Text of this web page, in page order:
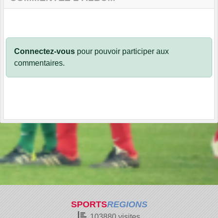
Connectez-vous pour pouvoir participer aux
commentaires.
SPORTSREGIONS